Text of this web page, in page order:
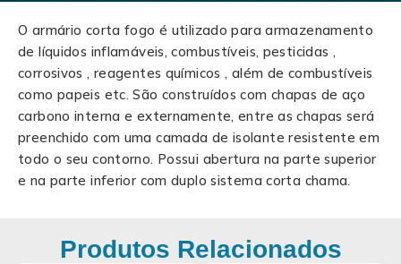
O armário corta fogo é utilizado para armazenamento
de líquidos inflamáveis, combustíveis, pesticidas ,
corrosivos , reagentes químicos , além de combustíveis
como papeis etc. São construídos com chapas de aço
carbono interna e externamente, entre as chapas será
preenchido com uma camada de isolante resistente em
todo o seu contorno. Possui abertura na parte superior
e na parte inferior com duplo sistema corta chama.
Produtos Relacionados